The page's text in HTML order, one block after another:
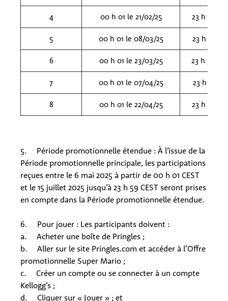
4 00 h 01 le 21/02/25 23 h 59 le
5 00 h 01 le 08/03/25 23 h 59 le
6 00 h 01 le 23/03/25 23 h 59 le
7 00 h 01 le 07/04/25 23 h 59 le
8 00 h 01 le 22/04/25 23 h 59 le
5. Période promotionnelle étendue : À l’issue de la
Période promotionnelle principale, les participations
reçues entre le 6 mai 2025 à partir de 00 h 01 CEST
et le 15 juillet 2025 jusqu’à 23 h 59 CEST seront prises
en compte dans la Période promotionnelle étendue.
6. Pour jouer : Les participants doivent :
a. Acheter une boîte de Pringles ;
b. Aller sur le site Pringles.com et accéder à l’Offre
promotionnelle Super Mario ;
c. Créer un compte ou se connecter à un compte
Kellogg’s ;
d. Cliquer sur « Jouer » ; et